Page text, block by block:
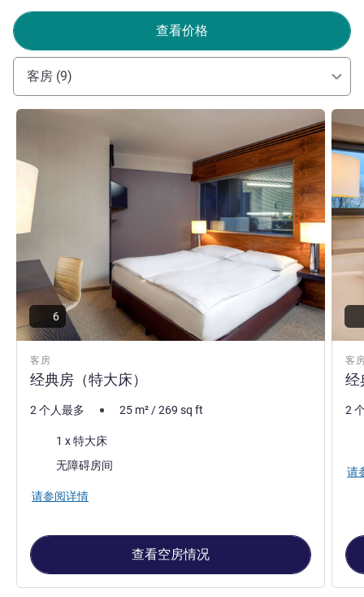
汉堡瑞享酒店！
Michael Lutz 酒店管理
查看价格
客房 (9)
客房
经典房（特大床）
请参阅详情
6
2 个人最多 25 m²/269 sq ft
床上用品1 x 特大床
无障碍房间
请参阅详情
查看空房情况
客
经
请参
2
请